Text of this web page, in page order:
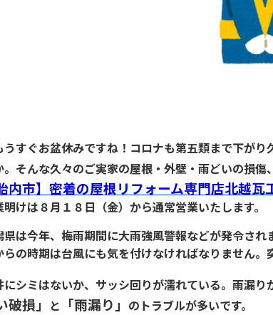
すぐお盆休みですね！コロナも第五類まで下がり
。そんな久々のご実家の屋根・外壁・雨どいの損傷
内市】密着の屋根リフォーム専門店北越瓦
明けは８月１８日（金）から通常営業いたします。
県は今年、梅雨期間に大雨強風警報などが発令さ
らの時期は台風にも気を付けなければなりません。
にシミはないか、サッシ回りが濡れている。雨漏
破損」
と 「雨漏り」 のトラブルが多いです。